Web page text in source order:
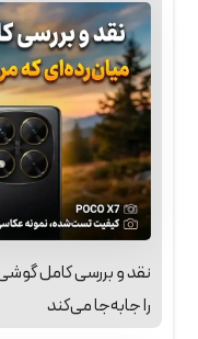
را جابه‌جا می‌کند